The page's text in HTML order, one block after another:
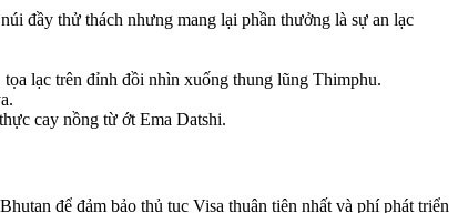
đầy thử thách nhưng mang lại phần thưởng là sự an lạc
lạc trên đỉnh đồi nhìn xuống thung lũng Thimphu.
cay nồng từ ớt Ema Datshi.
để đảm bảo thủ tục Visa thuận tiện nhất và phí phát triển